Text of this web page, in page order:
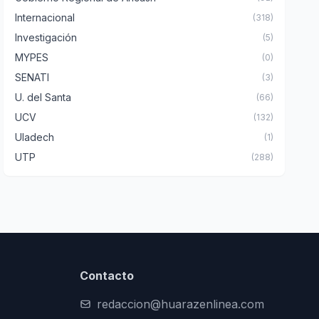
Internacional (318)
Investigación (5)
MYPES (0)
SENATI (3)
U. del Santa (66)
UCV (132)
Uladech (1)
UTP (288)
Contacto
redaccion@huarazenlinea.com